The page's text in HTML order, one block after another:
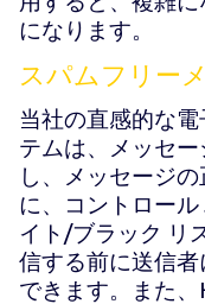
になります。
スパムフリー
当社の直感的な
テムは、メッセ
し、メッセージ
に、コントロー
イト/ブラック リ
信する前に送信
できます。また